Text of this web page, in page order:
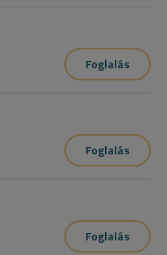
Foglalás
Foglalás
Foglalás